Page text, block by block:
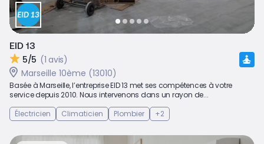
EID 13
5/5 (1 avis)
Marseille 10ème (13010)
Basée à Marseille, l’entreprise EID 13 met ses compétences à votre
service depuis 2010. Nous intervenons dans un rayon de...
Électricien
Climaticien Plombier +2